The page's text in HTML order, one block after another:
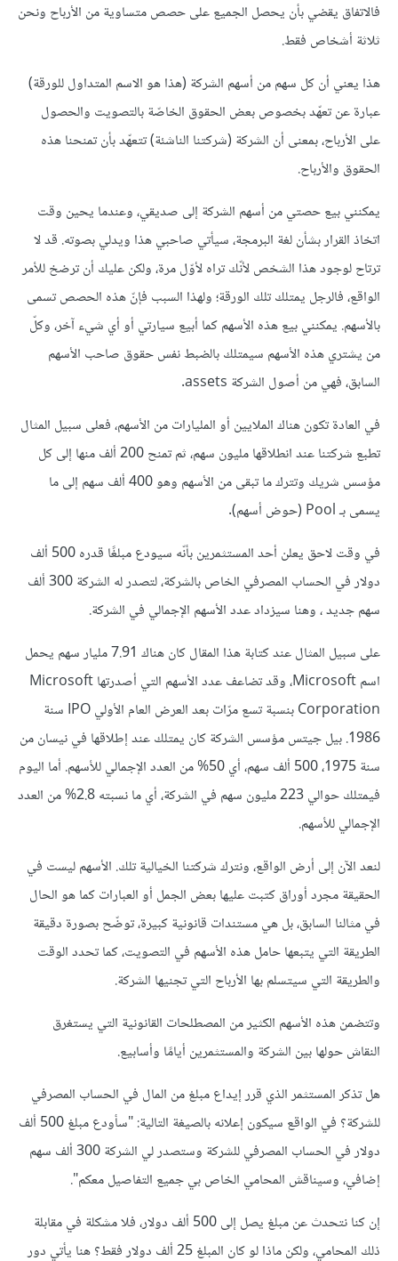
فالاتفاق يقضي بأن يحصل الجميع على حصص متساوية من الأرباح ونحن
ثلاثة أشخاص فقط.
هذا يعني أن كل سهم من أسهم الشركة (هذا هو الاسم المتداول للورقة)
عبارة عن تعهّد بخصوص بعض الحقوق الخاصّة بالتصويت والحصول
على الأرباح، بمعنى أن الشركة (شركتنا الناشئة) تتعهّد بأن تمنحنا هذه
الحقوق والأرباح.
يمكنني بيع حصتي من أسهم الشركة إلى صديقي، وعندما يحين وقت
اتخاذ القرار بشأن لغة البرمجة، سيأتي صاحبي هذا ويدلي بصوته. قد لا
ترتاح لوجود هذا الشخص لأنّك تراه لأوّل مرة، ولكن عليك أن ترضخ للأمر
الواقع، فالرجل يمتلك تلك الورقة؛ ولهذا السبب فإنّ هذه الحصص تسمى
بالأسهم. يمكنني بيع هذه الأسهم كما أبيع سيارتي أو أي شيء آخر، وكلّ
من يشتري هذه الأسهم سيمتلك بالضبط نفس حقوق صاحب الأسهم
السابق، فهي من أصول الشركة assets.
في العادة تكون هناك الملايين أو المليارات من الأسهم، فعلى سبيل المثال
تطبع شركتنا عند انطلاقها مليون سهم، ثم تمنح 200 ألف منها إلى كل
مؤسس شريك وتترك ما تبقى من الأسهم وهو 400 ألف سهم إلى ما
يسمى بـ Pool (حوض أسهم).
في وقت لاحق يعلن أحد المستثمرين بأنّه سيودع مبلغًا قدره 500 ألف
دولار في الحساب المصرفي الخاص بالشركة، لتصدر له الشركة 300 ألف
سهم جديد ، وهنا سيزداد عدد الأسهم الإجمالي في الشركة.
على سبيل المثال عند كتابة هذا المقال كان هناك 7.91 مليار سهم يحمل
اسم Microsoft، وقد تضاعف عدد الأسهم التي أصدرتها Microsoft
Corporation بنسبة تسع مرّات بعد العرض العام الأولي IPO سنة
1986. بيل جيتس مؤسس الشركة كان يمتلك عند إطلاقها في نيسان من
سنة 1975، 500 ألف سهم، أي 50% من العدد الإجمالي للأسهم. أما اليوم
فيمتلك حوالي 223 مليون سهم في الشركة، أي ما نسبته 2.8% من العدد
الإجمالي للأسهم.
لنعد الآن إلى أرض الواقع، ونترك شركتنا الخيالية تلك. الأسهم ليست في
الحقيقة مجرد أوراق كتبت عليها بعض الجمل أو العبارات كما هو الحال
في مثالنا السابق، بل هي مستندات قانونية كبيرة، توضّح بصورة دقيقة
الطريقة التي يتبعها حامل هذه الأسهم في التصويت، كما تحدد الوقت
والطريقة التي سيتسلم بها الأرباح التي تجنيها الشركة.
وتتضمن هذه الأسهم الكثير من المصطلحات القانونية التي يستغرق
النقاش حولها بين الشركة والمستثمرين أيامًا وأسابيع.
هل تذكر المستثمر الذي قرر إيداع مبلغ من المال في الحساب المصرفي
للشركة؟ في الواقع سيكون إعلانه بالصيغة التالية: "سأودع مبلغ 500 ألف
دولار في الحساب المصرفي للشركة وستصدر لي الشركة 300 ألف سهم
إضافي، وسيناقش المحامي الخاص بي جميع التفاصيل معكم".
إن كنا نتحدث عن مبلغ يصل إلى 500 ألف دولار، فلا مشكلة في مقابلة
ذلك المحامي، ولكن ماذا لو كان المبلغ 25 ألف دولار فقط؟ هنا يأتي دور